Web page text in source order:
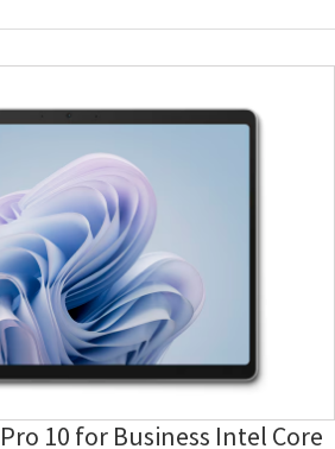
10 for Business Intel Core